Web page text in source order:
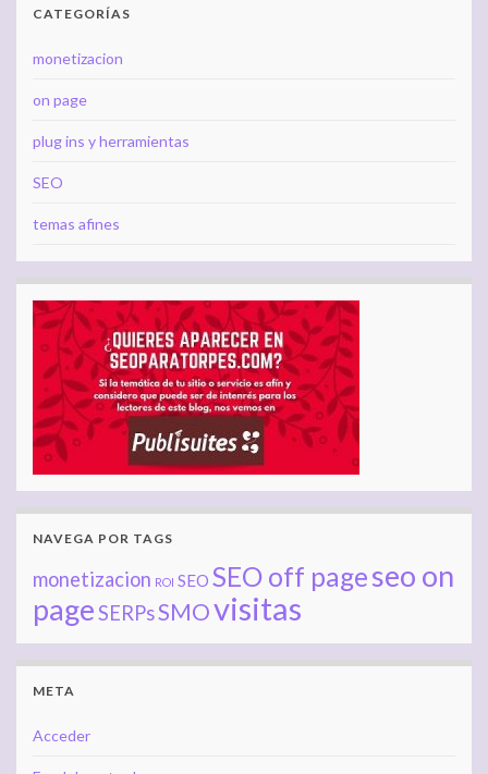
CATEGORÍAS
monetizacion
on page
plug ins y herramientas
SEO
temas afines
NAVEGA POR TAGS
monetizacion ROI SEO SEO off pageseo on
pageSERPsSMOvisitas
META
Acceder